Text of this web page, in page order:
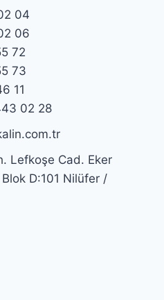
04
06
72
73
11
02 28
Lefkoşe Cad. Eker
D:101 Nilüfer /